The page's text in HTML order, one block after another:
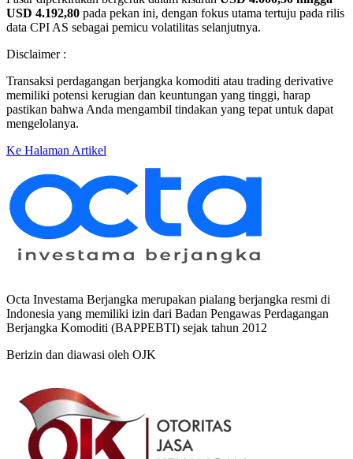
USD 4.192,80 pada pekan ini, dengan fokus utama tertuju pada rilis
data CPI AS sebagai pemicu volatilitas selanjutnya.
Disclaimer :
Transaksi perdagangan berjangka komoditi atau trading derivative
memiliki potensi kerugian dan keuntungan yang tinggi, harap
pastikan bahwa Anda mengambil tindakan yang tepat untuk dapat
mengelolanya.
Ke Halaman Artikel
Octa Investama Berjangka merupakan pialang berjangka resmi di
Indonesia yang memiliki izin dari Badan Pengawas Perdagangan
Berjangka Komoditi (BAPPEBTI) sejak tahun 2012
Berizin dan diawasi oleh OJK